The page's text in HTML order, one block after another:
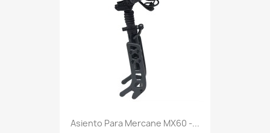
Asiento Para Mercane MX60 -...